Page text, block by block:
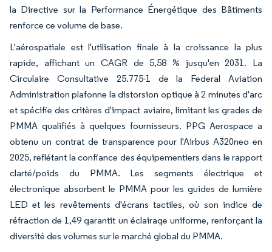
la Directive sur la Performance Énergétique des Bâtiments
renforce ce volume de base.
L'aérospatiale est l'utilisation finale à la croissance la plus
rapide, affichant un CAGR de 5,58 % jusqu'en 2031. La
Circulaire Consultative 25.775-1 de la Federal Aviation
Administration plafonne la distorsion optique à 2 minutes d'arc
et spécifie des critères d'impact aviaire, limitant les grades de
PMMA qualifiés à quelques fournisseurs. PPG Aerospace a
obtenu un contrat de transparence pour l'Airbus A320neo en
2025, reflétant la confiance des équipementiers dans le rapport
clarté/poids du PMMA. Les segments électrique et
électronique absorbent le PMMA pour les guides de lumière
LED et les revêtements d'écrans tactiles, où son indice de
réfraction de 1,49 garantit un éclairage uniforme, renforçant la
diversité des volumes sur le marché global du PMMA.